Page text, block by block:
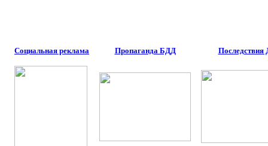
Социальная реклама Пропаганда БДД